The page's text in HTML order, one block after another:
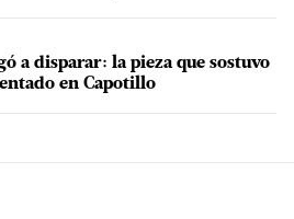
a disparar: la pieza que sostuvo
en Capotillo